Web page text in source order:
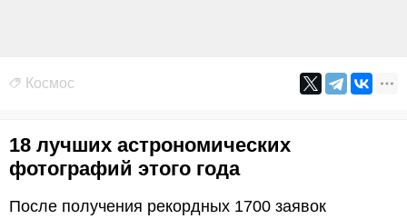
Космос
18 лучших астрономических
фотографий этого года
После получения рекордных 1700 заявок